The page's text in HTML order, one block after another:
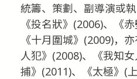
統籌、策劃、副導演或
《投名狀》(2006)、《
《十月圍城》(2009)，
人犯》(2008)、《我知
捕》(2011)、《太極》(